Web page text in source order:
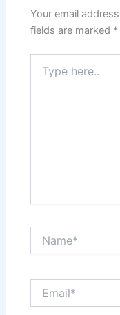
Your email
fields are marked *
here..